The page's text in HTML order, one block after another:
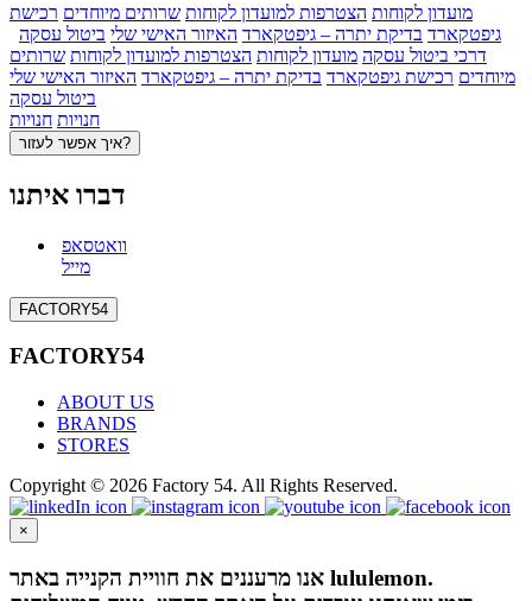
מועדון לקוחות הצטרפות למועדון לקוחות שרותים מיוחדים רכישת
גיפטקארד בדיקת יתרה – גיפטקארד האיזור האישי שלי ביטול עסקה
דרכי ביטול עסקה מועדון לקוחות הצטרפות למועדון לקוחות שרותים
מיוחדים רכישת גיפטקארד בדיקת יתרה – גיפטקארד האיזור האישי שלי
ביטול עסקה
חנויות חנויות
איך אפשר לעזור?
דברו איתנו
וואטסאפ
מייל
FACTORY54
FACTORY54
ABOUT US
BRANDS
STORES
Copyright © 2026 Factory 54. All Rights Reserved.
×
אנו מרעננים את חוויית הקנייה באתר lululemon.